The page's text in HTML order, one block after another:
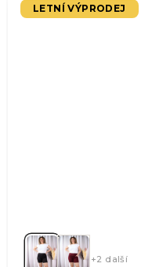
LETNÍ VÝPRODEJ
+2 další